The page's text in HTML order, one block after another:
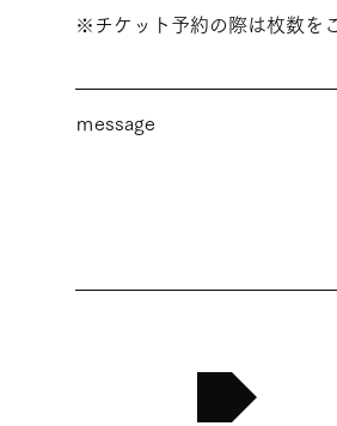
※チケット予約の際は枚数を
ｍessage